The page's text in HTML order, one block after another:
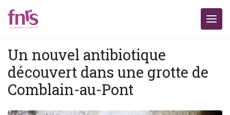
Un nouvel antibiotique
découvert dans une grotte de
Comblain-au-Pont